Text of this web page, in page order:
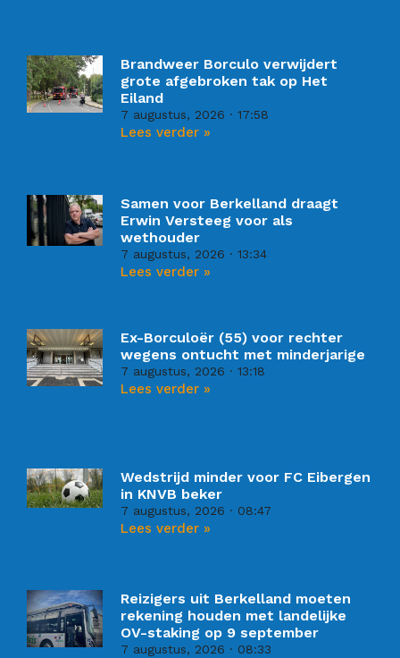
Brandweer Borculo verwijdert
grote afgebroken tak op Het
Eiland
7 augustus, 2026 17:58
Lees verder »
Samen voor Berkelland draagt
Erwin Versteeg voor als
wethouder
7 augustus, 2026 13:34
Lees verder »
Ex-Borculoër (55) voor rechter
wegens ontucht met minderjarige
7 augustus, 2026 13:18
Lees verder »
Wedstrijd minder voor FC Eibergen
in KNVB beker
7 augustus, 2026 08:47
Lees verder »
Reizigers uit Berkelland moeten
rekening houden met landelijke
OV-staking op 9 september
7 augustus, 2026 08:33